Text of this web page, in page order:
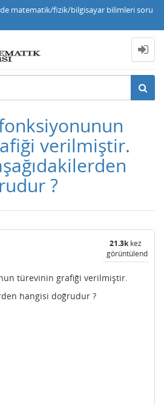
matematik/fizik/bilgisayar bilimleri soru
verilmiştir.
?
21.3kkez
görüntülendi
türevinin grafiği verilmiştir.
hangisi doğrudur ?